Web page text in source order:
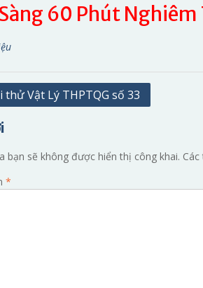
60 Phút Nghiêm
Vật Lý THPTQG số 33
bạn sẽ không được hiển thị công khai.
*